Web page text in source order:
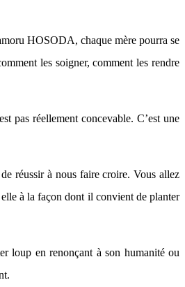
HOSODA, chaque mère pourra se
les soigner, comment les rendre
pas réellement concevable. C’est une
réussir à nous faire croire. Vous allez
à la façon dont il convient de planter
loup en renonçant à son humanité ou